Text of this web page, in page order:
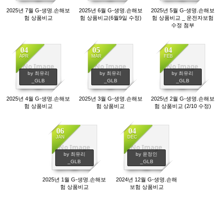
2025년 7월 G-생명.손해보
험 상품비교
2025년 6월 G-생명.손해보
험 상품비교(6월9일 수정)
2025년 5월 G-생명.손해보
험 상품비교 _ 운전자보험
수정 첨부
No Image
04
APR
by 최유리
_GLB
1217
2025년 4월 G-생명.손해보
험 상품비교
No Image
05
MAR
by 최유리
_GLB
1128
2025년 3월 G-생명.손해보
험 상품비교
No Image
04
FEB
by 최유리
_GLB
1147
2025년 2월 G-생명.손해보
험 상품비교 (2/10 수정)
No Image
06
JAN
by 최유리
_GLB
1192
2025년 1월 G-생명.손해보
험 상품비교
No Image
04
DEC
by 윤정인
_GLB
1030
2024년 12월 G-생명.손해
보험 상품비교